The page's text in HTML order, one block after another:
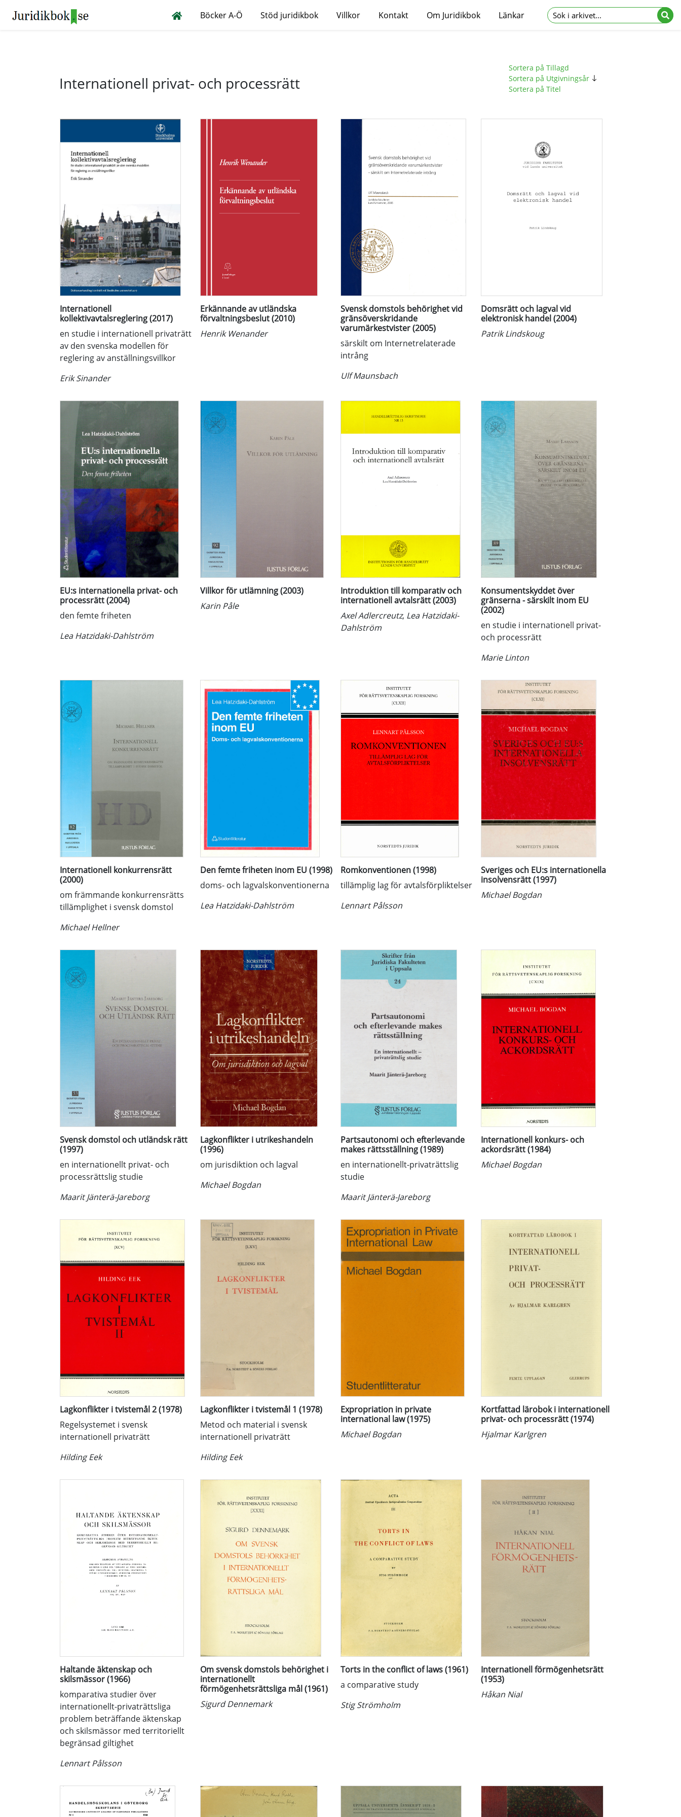
Böcker A-Ö Stöd juridikbok Villkor Kontakt Om Juridikbok Länkar
Internationell privat- och processrätt
Sortera på Tillagd
Sortera på Utgivningsår
Sortera på Titel
Internationell
kollektivavtalsreglering (2017)
en studie i internationell privaträtt
av den svenska modellen för
reglering av anställningsvillkor
Erik Sinander
Erkännande av utländska
förvaltningsbeslut (2010)
Henrik Wenander
Svensk domstols behörighet vid
gränsöverskridande
varumärkestvister (2005)
särskilt om Internetrelaterade
intrång
Ulf Maunsbach
Domsrätt och lagval vid
elektronisk handel (2004)
Patrik Lindskoug
EU:s internationella privat- och
processrätt (2004)
den femte friheten
Lea Hatzidaki-Dahlström
Villkor för utlämning (2003)
Karin Påle
Introduktion till komparativ och
internationell avtalsrätt (2003)
Axel Adlercreutz, Lea Hatzidaki-
Dahlström
Konsumentskyddet över
gränserna - särskilt inom EU
(2002)
en studie i internationell privat-
och processrätt
Marie Linton
Internationell konkurrensrätt
(2000)
om främmande konkurrensrätts
tillämplighet i svensk domstol
Michael Hellner
Den femte friheten inom EU (1998)
doms- och lagvalskonventionerna
Lea Hatzidaki-Dahlström
Romkonventionen (1998)
tillämplig lag för avtalsförpliktelser
Lennart Pålsson
Sveriges och EU:s internationella
insolvensrätt (1997)
Michael Bogdan
Svensk domstol och utländsk rätt
(1997)
en internationellt privat- och
processrättslig studie
Maarit Jänterä-Jareborg
Lagkonflikter i utrikeshandeln
(1996)
om jurisdiktion och lagval
Michael Bogdan
Partsautonomi och efterlevande
makes rättsställning (1989)
en internationellt-privaträttslig
studie
Maarit Jänterä-Jareborg
Internationell konkurs- och
ackordsrätt (1984)
Michael Bogdan
Lagkonflikter i tvistemål 2 (1978)
Regelsystemet i svensk
internationell privaträtt
Hilding Eek
Lagkonflikter i tvistemål 1 (1978)
Metod och material i svensk
internationell privaträtt
Hilding Eek
Expropriation in private
international law (1975)
Michael Bogdan
Kortfattad lärobok i internationell
privat- och processrätt (1974)
Hjalmar Karlgren
Haltande äktenskap och
skilsmässor (1966)
komparativa studier över
internationellt-privaträttsliga
problem beträffande äktenskap
och skilsmässor med territoriellt
begränsad giltighet
Lennart Pålsson
Om svensk domstols behörighet i
internationellt
förmögenhetsrättsliga mål (1961)
Sigurd Dennemark
Torts in the conflict of laws (1961)
a comparative study
Stig Strömholm
Internationell förmögenhetsrätt
(1953)
Håkan Nial